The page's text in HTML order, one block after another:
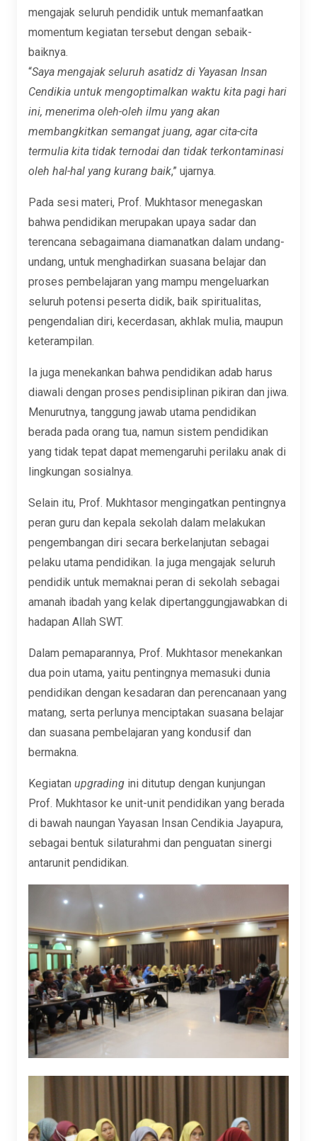
mengajak seluruh pendidik untuk memanfaatkan
momentum kegiatan tersebut dengan sebaik-
baiknya.
“Saya mengajak seluruh asatidz di Yayasan Insan
Cendikia untuk mengoptimalkan waktu kita pagi hari
ini, menerima oleh-oleh ilmu yang akan
membangkitkan semangat juang, agar cita-cita
termulia kita tidak ternodai dan tidak terkontaminasi
oleh hal-hal yang kurang baik,” ujarnya.
Pada sesi materi, Prof. Mukhtasor menegaskan
bahwa pendidikan merupakan upaya sadar dan
terencana sebagaimana diamanatkan dalam undang-
undang, untuk menghadirkan suasana belajar dan
proses pembelajaran yang mampu mengeluarkan
seluruh potensi peserta didik, baik spiritualitas,
pengendalian diri, kecerdasan, akhlak mulia, maupun
keterampilan.
Ia juga menekankan bahwa pendidikan adab harus
diawali dengan proses pendisiplinan pikiran dan jiwa.
Menurutnya, tanggung jawab utama pendidikan
berada pada orang tua, namun sistem pendidikan
yang tidak tepat dapat memengaruhi perilaku anak di
lingkungan sosialnya.
Selain itu, Prof. Mukhtasor mengingatkan pentingnya
peran guru dan kepala sekolah dalam melakukan
pengembangan diri secara berkelanjutan sebagai
pelaku utama pendidikan. Ia juga mengajak seluruh
pendidik untuk memaknai peran di sekolah sebagai
amanah ibadah yang kelak dipertanggungjawabkan di
hadapan Allah SWT.
Dalam pemaparannya, Prof. Mukhtasor menekankan
dua poin utama, yaitu pentingnya memasuki dunia
pendidikan dengan kesadaran dan perencanaan yang
matang, serta perlunya menciptakan suasana belajar
dan suasana pembelajaran yang kondusif dan
bermakna.
Kegiatan upgrading ini ditutup dengan kunjungan
Prof. Mukhtasor ke unit-unit pendidikan yang berada
di bawah naungan Yayasan Insan Cendikia Jayapura,
sebagai bentuk silaturahmi dan penguatan sinergi
antarunit pendidikan.